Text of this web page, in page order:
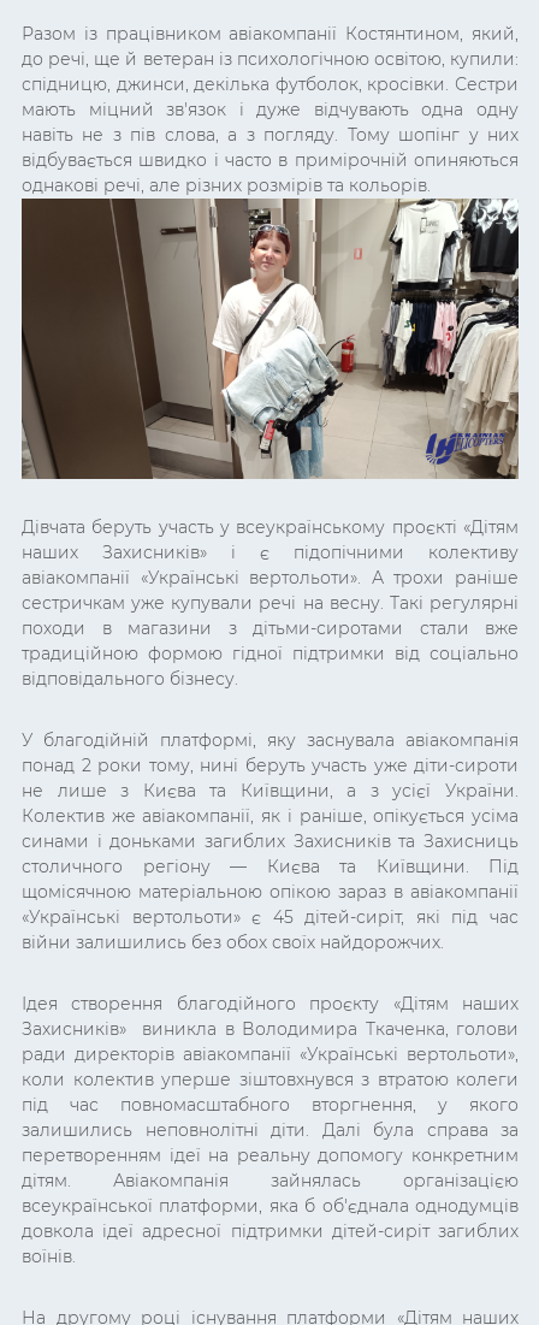
Разом із працівником авіакомпанії Костянтином, який,
до речі, ще й ветеран із психологічною освітою, купили:
спідницю, джинси, декілька футболок, кросівки. Сестри
мають міцний зв'язок і дуже відчувають одна одну
навіть не з пів слова, а з погляду. Тому шопінг у них
відбувається швидко і часто в примірочній опиняються
однакові речі, але різних розмірів та кольорів.
Дівчата беруть участь у всеукраїнському проєкті «Дітям
наших Захисників» і є підопічними колективу
авіакомпанії «Українські вертольоти». А трохи раніше
сестричкам уже купували речі на весну. Такі регулярні
походи в магазини з дітьми-сиротами стали вже
традиційною формою гідної підтримки від соціально
відповідального бізнесу.
У благодійній платформі, яку заснувала авіакомпанія
понад 2 роки тому, нині беруть участь уже діти-сироти
не лише з Києва та Київщини, а з усієї України.
Колектив же авіакомпанії, як і раніше, опікується усіма
синами і доньками загиблих Захисників та Захисниць
столичного регіону — Києва та Київщини. Під
щомісячною матеріальною опікою зараз в авіакомпанії
«Українські вертольоти» є 45 дітей-сиріт, які під час
війни залишились без обох своїх найдорожчих.
Ідея створення благодійного проєкту «Дітям наших
Захисників» виникла в Володимира Ткаченка, голови
ради директорів авіакомпанії «Українські вертольоти»,
коли колектив уперше зіштовхнувся з втратою колеги
під час повномасштабного вторгнення, у якого
залишились неповнолітні діти. Далі була справа за
перетворенням ідеї на реальну допомогу конкретним
дітям. Авіакомпанія зайнялась організацією
всеукраїнської платформи, яка б об'єднала однодумців
довкола ідеї адресної підтримки дітей-сиріт загиблих
воїнів.
На другому році існування платформи «Дітям наших